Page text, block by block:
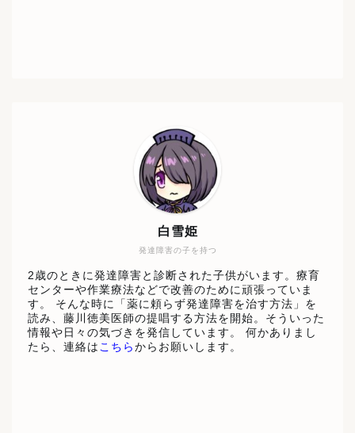
発達障害の子を持つ
白雪姫
2歳のときに発達障害と診断された子供がいます。療育
センターや作業療法などで改善のために頑張っていま
す。 そんな時に「薬に頼らず発達障害を治す方法」を
読み、藤川徳美医師の提唱する方法を開始。そういった
情報や日々の気づきを発信しています。 何かありまし
たら、連絡は こちら からお願いします。